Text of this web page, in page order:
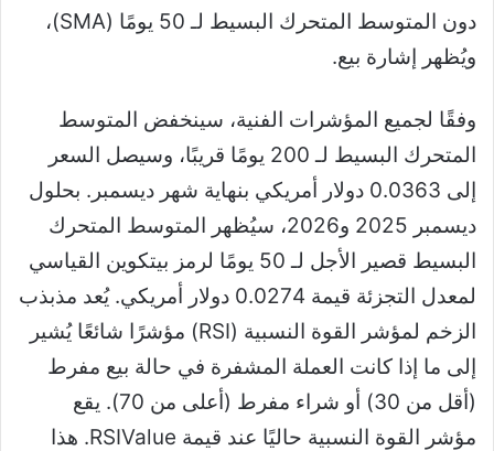
دون المتوسط ​​المتحرك البسيط لـ 50 يومًا (SMA)،
ويُظهر إشارة بيع.
وفقًا لجميع المؤشرات الفنية، سينخفض ​​المتوسط ​​
المتحرك البسيط لـ 200 يومًا قريبًا، وسيصل السعر
إلى 0.0363 دولار أمريكي بنهاية شهر ديسمبر. بحلول
ديسمبر 2025 و2026، سيُظهر المتوسط ​​المتحرك
البسيط قصير الأجل لـ 50 يومًا لرمز بيتكوين القياسي
لمعدل التجزئة قيمة 0.0274 دولار أمريكي. يُعد مذبذب
الزخم لمؤشر القوة النسبية (RSI) مؤشرًا شائعًا يُشير
إلى ما إذا كانت العملة المشفرة في حالة بيع مفرط
(أقل من 30) أو شراء مفرط (أعلى من 70). يقع
مؤشر القوة النسبية حاليًا عند قيمة RSIValue. هذا